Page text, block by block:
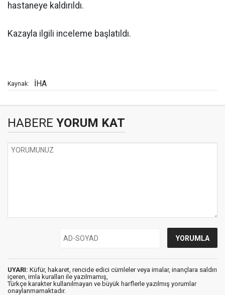
hastaneye kaldırıldı.
Kazayla ilgili inceleme başlatıldı.
Kaynak: İHA
HABERE YORUM KAT
UYARI: Küfür, hakaret, rencide edici cümleler veya imalar, inançlara saldırı
içeren, imla kuralları ile yazılmamış,
Türkçe karakter kullanılmayan ve büyük harflerle yazılmış yorumlar
onaylanmamaktadır.